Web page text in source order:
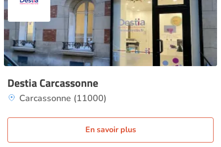
Destia Carcassonne
Carcassonne (11000)
En savoir plus